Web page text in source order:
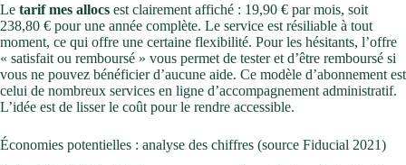
Le tarif mes allocs est clairement affiché : 19,90 € par mois, soit
238,80 € pour une année complète. Le service est résiliable à tout
moment, ce qui offre une certaine flexibilité. Pour les hésitants, l’offre
« satisfait ou remboursé » vous permet de tester et d’être remboursé si
vous ne pouvez bénéficier d’aucune aide. Ce modèle d’abonnement est
celui de nombreux services en ligne d’accompagnement administratif.
L’idée est de lisser le coût pour le rendre accessible.
Économies potentielles : analyse des chiffres (source Fiducial 2021)